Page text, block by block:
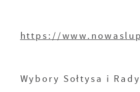
https://
Wybory Sołtysa i